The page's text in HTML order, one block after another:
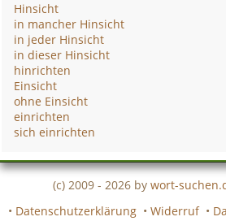
Hinsicht
in mancher Hinsicht
in jeder Hinsicht
in dieser Hinsicht
hinrichten
Einsicht
ohne Einsicht
einrichten
sich einrichten
(c) 2009 - 2026 by wort-
• Datenschutzerklärung • Widerruf •